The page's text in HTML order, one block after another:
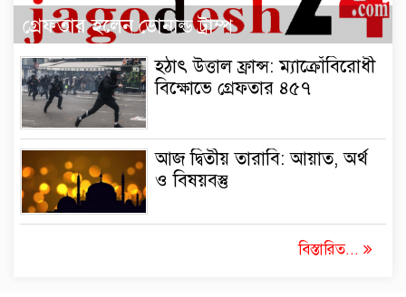
গ্রেফতার হলেন ডোনাল্ড ট্রাম্প
হঠাৎ উত্তাল ফ্রান্স: ম্যাক্রোঁবিরোধী
বিক্ষোভে গ্রেফতার ৪৫৭
আজ দ্বিতীয় তারাবি: আয়াত, অর্থ
ও বিষয়বস্তু
বিস্তারিত...